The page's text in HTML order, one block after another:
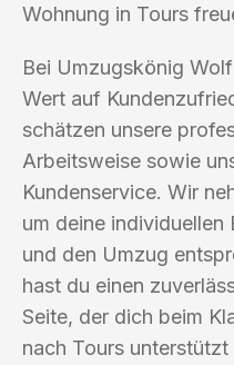
Wohnung in Tours
Bei Umzugskönig
Wert auf
schätzen unsere
Arbeitsweise sowie
Kundenservice. Wir
um deine individuellen
und den Umzug
hast du einen
Seite, der dich beim
nach Tours